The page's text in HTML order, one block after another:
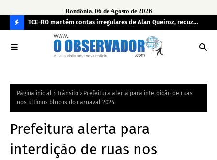
Rondônia, 06 de Agosto de 2026
O
R
TCE-RO mantém contas irregulares de Alan Queiroz, reduz
multa e caso pode gerar Inelegibilidade
Página inicial Trânsito
Prefeitura alerta para interdição de ruas
nos últimos blocos do carnaval 2024
Prefeitura alerta para
interdição de ruas nos